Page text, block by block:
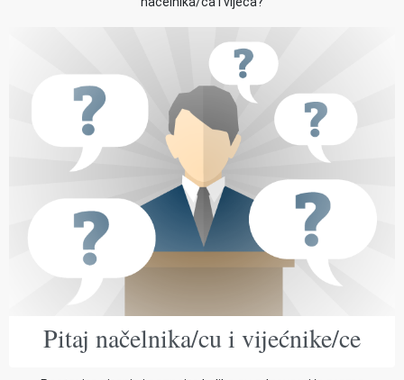
Pitaj načelnika/cu i vijećnike/ce